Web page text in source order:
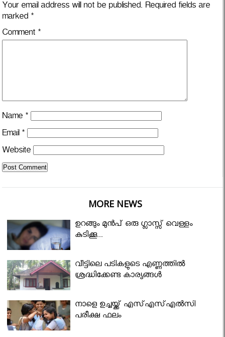
Your email address will not be published. Required fields are
marked *
Comment *
Name *
Email *
Website
MORE NEWS
ഉറങ്ങും മുന്‍പ് ഒരു ഗ്ലാസ്സ് വെള്ളം
കുടിക്കൂ...
വീട്ടിലെ പടികളുടെ എണ്ണത്തിൽ
ശ്രദ്ധിക്കേണ്ട കാര്യങ്ങൾ
നാളെ ഉച്ചയ്ക്ക് എസ്എസ്എല്‍സി
പരീക്ഷ ഫലം